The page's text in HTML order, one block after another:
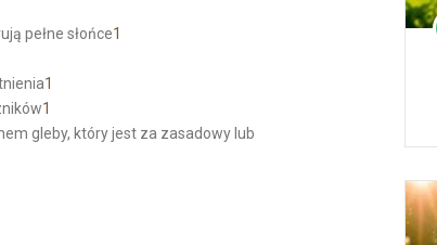
pełne słońce1
1
1
gleby, który jest za zasadowy lub